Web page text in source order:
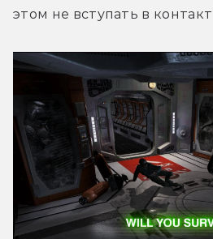
этом не вступать в